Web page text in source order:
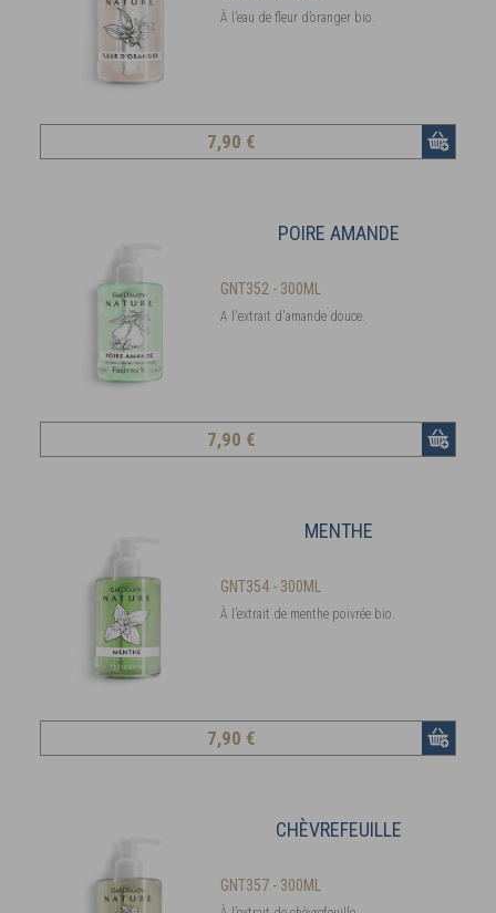
À l’eau de fleur d’oranger bio.
7,90 €
POIRE AMANDE
GNT352 - 300ML
A l'extrait d'amande douce.
7,90 €
MENTHE
GNT354 - 300ML
À l’extrait de menthe poivrée bio.
7,90 €
CHÈVREFEUILLE
GNT357 - 300ML